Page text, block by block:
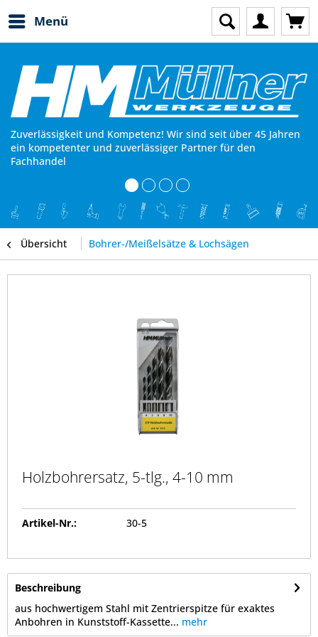
Menü
Zuverlässigkeit und Kompetenz! Wir sind seit über 45 Jahren
ein kompetenter und zuverlässiger Partner für den
Fachhandel
Übersicht Bohrer-/Meißelsätze & Lochsägen
Holzbohrersatz, 5-tlg., 4-10 mm
Artikel-Nr.: 30-5
Beschreibung
aus hochwertigem Stahl mit Zentrierspitze für exaktes
Anbohren in Kunststoff-Kassette... mehr